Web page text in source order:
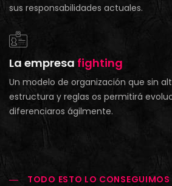
sus responsabilidades actuales.
La empresa fighting
Un modelo de organización que sin
estructura y reglas os permitirá
diferenciaros ágilmente.
TODO ESTO LO